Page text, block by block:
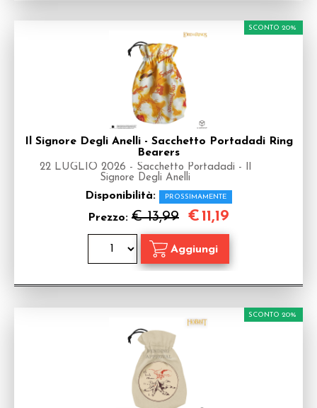
Il Signore Degli Anelli - Sacchetto Portadadi Ring
Bearers
22 LUGLIO 2026 - Sacchetto Portadadi - Il
Signore Degli Anelli
Disponibilità: PROSSIMAMENTE
Prezzo: € 13,99
SCONTO 20%
€11,19
SCONTO 20%